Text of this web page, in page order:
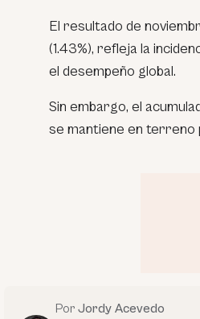
El resultado de
(1.43%), refleja la
el desempeño global.
Sin embargo, el
se mantiene en terreno
Por Jordy Acevedo